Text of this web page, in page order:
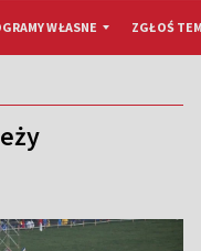
WŁASNE ZGŁOŚ